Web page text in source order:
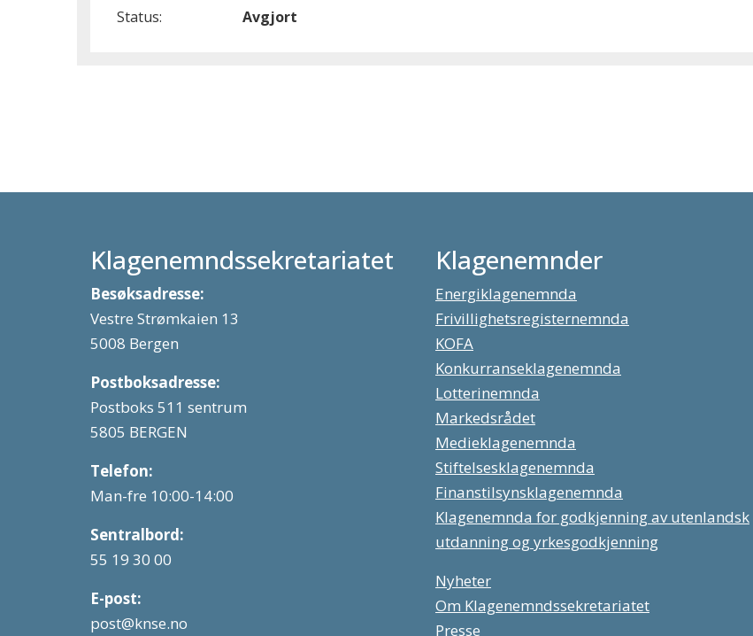
Status: Avgjort
Klagenemndssekretariatet
Besøksadresse:
Vestre Strømkaien 13
5008 Bergen
Postboksadresse:
Postboks 511 sentrum
5805 BERGEN
Telefon:
Man-fre 10:00-14:00
Sentralbord:
55 19 30 00
E-post:
post@knse.no
Klagenemnder
Energiklagenemnda
Frivillighetsregisternemnda
KOFA
Konkurranseklagenemnda
Lotterinemnda
Markedsrådet
Medieklagenemnda
Stiftelsesklagenemnda
Finanstilsynsklagenemnda
Klagenemnda for godkjenning av utenlandsk
utdanning og yrkesgodkjenning
Nyheter
Om Klagenemndssekretariatet
Presse